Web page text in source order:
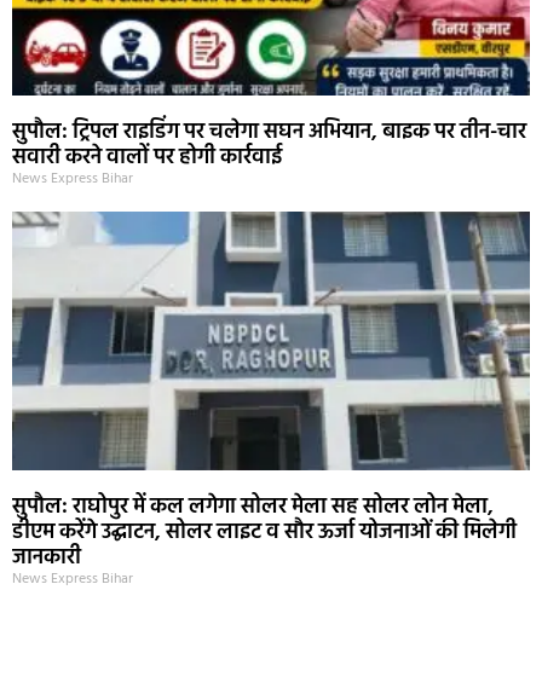
सुपौल: ट्रिपल राइडिंग पर चलेगा सघन अभियान, बाइक पर तीन-चार
सवारी करने वालों पर होगी कार्रवाई
News Express Bihar
सुपौल: राघोपुर में कल लगेगा सोलर मेला सह सोलर लोन मेला,
डीएम करेंगे उद्घाटन, सोलर लाइट व सौर ऊर्जा योजनाओं की मिलेगी
जानकारी
News Express Bihar